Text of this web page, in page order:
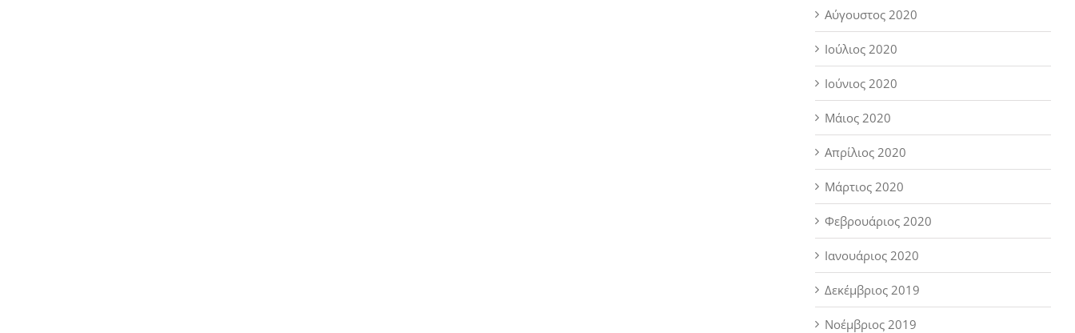
Αύγουστος 2020
Ιούλιος 2020
Ιούνιος 2020
Μάιος 2020
Απρίλιος 2020
Μάρτιος 2020
Φεβρουάριος 2020
Ιανουάριος 2020
Δεκέμβριος 2019
Νοέμβριος 2019